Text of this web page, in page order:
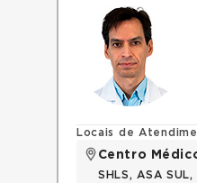
Locais de
Centro
SHLS, ASA